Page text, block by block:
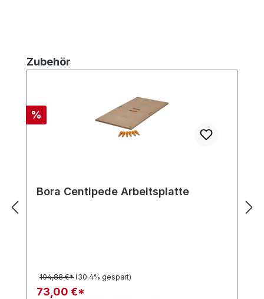
Produktgalerie überspringen
Zubehör
Rabatt
%
Bora Centipede Arbeitsplatte
104,88 €* (30.4% gespart)
73,00 €*